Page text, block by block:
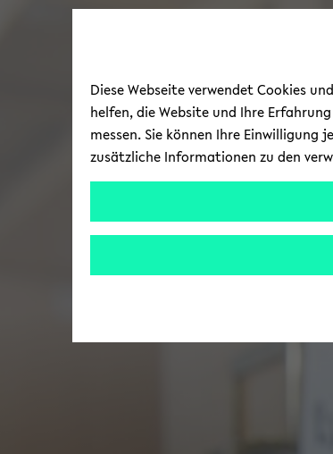
Diese Webseite verwendet Cookies
helfen, die Website und Ihre
messen. Sie können Ihre Einwilligung
zusätzliche Informationen zu den